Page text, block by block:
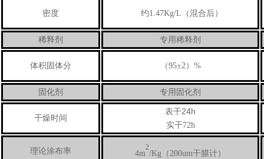
密度 约1.47Kg/L（混合后）
稀释剂 专用稀释剂
体积固体分 （95±2）%
固化剂 专用固化剂
干燥时间
表干24h
实干72h
理论涂布率 4m
2
/Kg（200um干膜计）